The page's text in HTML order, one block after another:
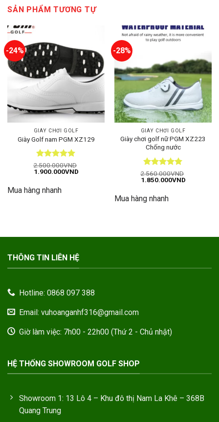
SẢN PHẨM TƯƠNG TỰ
-24%
GIÀY CHƠI GOLF
Giày Golf nam PGM XZ129
Được xếp
hạng55
2.500.000VND
Giá
2.500.000VND.
1.900.000VNDGiá
1.900.000VND.
Mua hàng nhanh
-28%
GIÀY CHƠI GOLF
Giày chơi golf nữ PGM XZ223
Chống nước
Được xếp
hạng55
2.560.000VND
Giá
2.560.000VND.
1.850.000VNDGiá
Mua hàng nhanh
THÔNG TIN LIÊN HỆ
Hotline: 0868 097 388
Email: vuhoanganhf316@gmail.com
Giờ làm việc: 7h00 - 22h00 (Thứ 2 - Chủ nhật)
HỆ THỐNG SHOWROOM GOLF SHOP
Showroom 1: 13 Lô 4 – Khu đô thị Nam La Khê – 368B
Quang Trung